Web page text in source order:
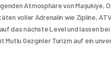
Atmosphäre von Maşukiye,
voller Adrenalin wie Zipline,
das nächste Level und lassen
Mutlu Gezginler Turizm auf ein